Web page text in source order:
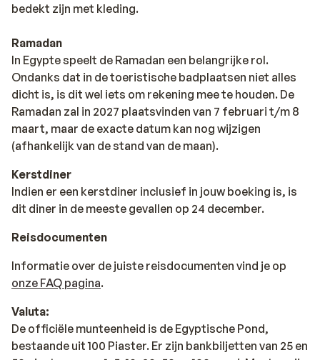
bedekt zijn met kleding.
Ramadan
In Egypte speelt de Ramadan een belangrijke rol.
Ondanks dat in de toeristische badplaatsen niet alles
dicht is, is dit wel iets om rekening mee te houden. De
Ramadan zal in 2027 plaatsvinden van 7 februari t/m 8
maart, maar de exacte datum kan nog wijzigen
(afhankelijk van de stand van de maan).
Kerstdiner
Indien er een kerstdiner inclusief in jouw boeking is, is
dit diner in de meeste gevallen op 24 december.
Reisdocumenten
Informatie over de juiste reisdocumenten vind je op
onze FAQ pagina.
Valuta:
De officiële munteenheid is de Egyptische Pond,
bestaande uit 100 Piaster. Er zijn bankbiljetten van 25 en